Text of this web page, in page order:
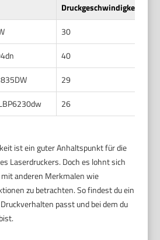
Druckgeschwindigkeit
30
40
29
26
ist ein guter Anhaltspunkt für die
Laserdruckers. Doch es lohnt sich
anderen Merkmalen wie
zu betrachten. So findest du ein
passt und bei dem du